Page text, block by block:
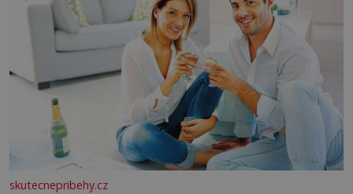
skutecnepribehy.cz